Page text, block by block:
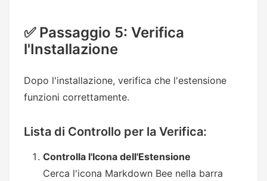
✅ Passaggio 5: Verifica
l'Installazione
Dopo l'installazione, verifica che l'estensione
funzioni correttamente.
Lista di Controllo per la Verifica:
Controlla l'Icona dell'Estensione
Cerca l'icona Markdown Bee nella barra